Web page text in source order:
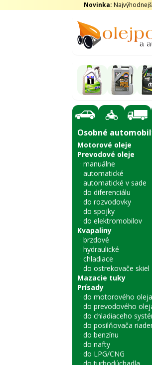
Novinka:
Osobné
Motorové oleje
Prevodové oleje
manuálne
automatické
automatické v sade
do diferenciálu
do rozvodovky
do spojky
do elektromobilov
Kvapaliny
brzdové
hydraulické
chladiace
do ostrekovače skiel
Mazacie tuky
Prísady
do motorového oleja
do prevodového
do chladiaceho
do posilňovača
do benzínu
do nafty
do LPG/CNG